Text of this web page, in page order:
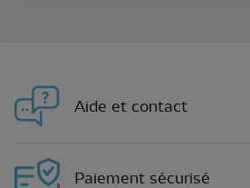
Aide et contact
Paiement sécurisé